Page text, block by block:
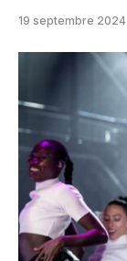
19 septembre 2024